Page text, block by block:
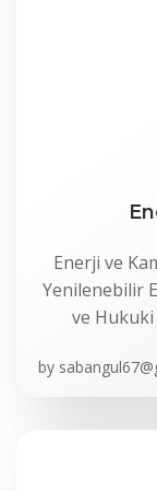
Enerji ve
Yenilenebilir
ve
by